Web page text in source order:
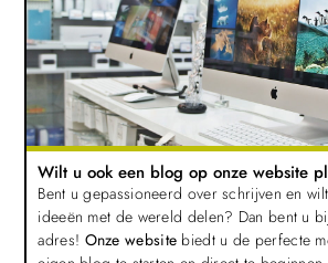
Wilt u ook een blog op onze website
Bent u gepassioneerd over schrijven en
ideeën met de wereld delen? Dan bent u
adres! Onze website biedt u de perfecte